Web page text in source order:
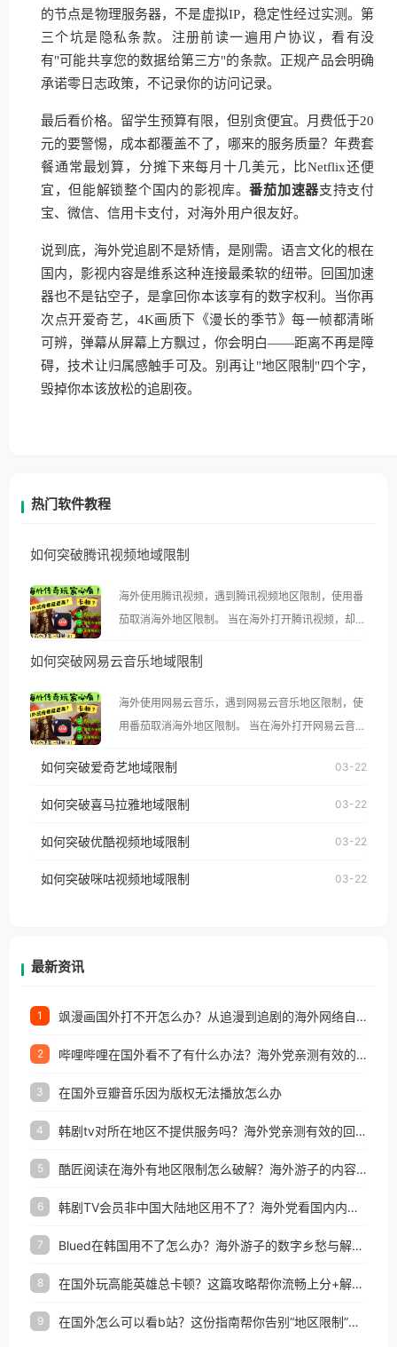
的节点是物理服务器，不是虚拟IP，稳定性经过实测。第
三个坑是隐私条款。注册前读一遍用户协议，看有没
有"可能共享您的数据给第三方"的条款。正规产品会明确
承诺零日志政策，不记录你的访问记录。
最后看价格。留学生预算有限，但别贪便宜。月费低于20
元的要警惕，成本都覆盖不了，哪来的服务质量？年费套
餐通常最划算，分摊下来每月十几美元，比Netflix还便
宜，但能解锁整个国内的影视库。番茄加速器支持支付
宝、微信、信用卡支付，对海外用户很友好。
说到底，海外党追剧不是矫情，是刚需。语言文化的根在
国内，影视内容是维系这种连接最柔软的纽带。回国加速
器也不是钻空子，是拿回你本该享有的数字权利。当你再
次点开爱奇艺，4K画质下《漫长的季节》每一帧都清晰
可辨，弹幕从屏幕上方飘过，你会明白——距离不再是障
碍，技术让归属感触手可及。别再让"地区限制"四个字，
毁掉你本该放松的追剧夜。
热门软件教程
如何突破腾讯视频地域限制
海外使用腾讯视频，遇到腾讯视频地区限制，使用番
茄取消海外地区限制。 当在海外打开腾讯视频，却突
示语。 海外用户如香港、澳门、台湾、美国、加拿
像其他音乐平台一样，出现地区及版权限制问题，且
仅能在中国大陆地区播放。 遇到这个问题的朋友们，
使用番茄回国加速器，即可解决「海外用户收听腾讯
台湾、美国、加拿大、澳大利亚、欧洲等国家和地区
权限制所困扰。
如何突破网易云音乐地域限制
海外使用网易云音乐，遇到网易云音乐地区限制，使
用番茄取消海外地区限制。 当在海外打开网易云音
播放”的提示语。 海外用户如香港、澳门、台湾、美
国、加拿大、澳大利亚、欧洲等国家和地区时，网易
制问题，且仅能在中国大陆地区播放。 遇到这个问题
户收听网易云音乐地区版权限制」的问题，无论人在
如何突破爱奇艺地域限制 03-22
如何突破喜马拉雅地域限制 03-22
如何突破优酷视频地域限制 03-22
如何突破咪咕视频地域限制 03-22
最新资讯
1 飒漫画国外打不开怎么办？从追漫到追剧的海外网络自由之路
2 哔哩哔哩在国外看不了有什么办法？海外党亲测有效的回国加速解决方案
3 在国外豆瓣音乐因为版权无法播放怎么办
4 韩剧tv对所在地区不提供服务吗？海外党亲测有效的回国加速解决方案
5 酷匠阅读在海外有地区限制怎么破解？海外游子的内容归乡路
6 韩剧TV会员非中国大陆地区用不了？海外党看国内内容的加速器选择指南
7 Blued在韩国用不了怎么办？海外游子的数字乡愁与解决方案
8 在国外玩高能英雄总卡顿？这篇攻略帮你流畅上分+解锁国内影音自由
9 在国外怎么可以看b站？这份指南帮你告别“地区限制”的烦恼